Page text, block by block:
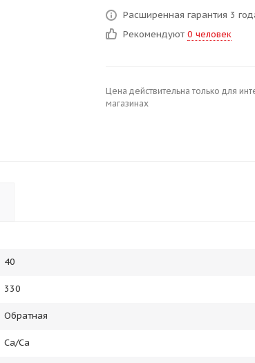
Расширенная гарантия 3
Рекомендуют 0 человек
Цена действительна только для
магазинах
40
330
Обратная
Ca/Ca